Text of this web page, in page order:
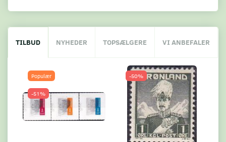
TILBUD NYHEDER TOPSÆLGERE VI ANBEFALER
Populær
-51%
-50%